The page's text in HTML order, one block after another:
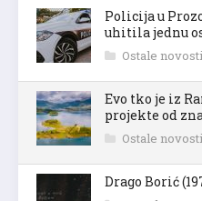
Policija u
uhitila jednu
Ostale novosti
Evo tko je iz
projekte od
Ostale novosti
Drago Borić